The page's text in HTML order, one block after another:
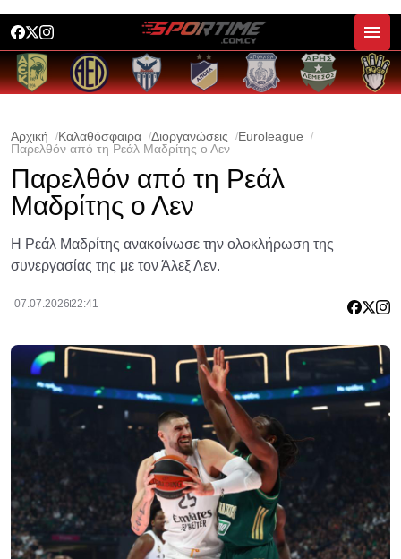
Αρχική Καλαθόσφαιρα Διοργανώσεις
Euroleague
Παρελθόν από τη Ρεάλ Μαδρίτης ο Λεν
Παρελθόν από τη Ρεάλ
Μαδρίτης ο Λεν
Η Ρεάλ Μαδρίτης ανακοίνωσε την ολοκλήρωση της
συνεργασίας της με τον Άλεξ Λεν.
07.07.202622:41